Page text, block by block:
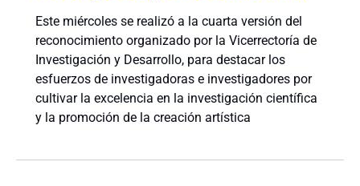
Este miércoles se realizó a la cuarta versión del
reconocimiento organizado por la Vicerrectoría de
Investigación y Desarrollo, para destacar los
esfuerzos de investigadoras e investigadores por
cultivar la excelencia en la investigación científica
y la promoción de la creación artística